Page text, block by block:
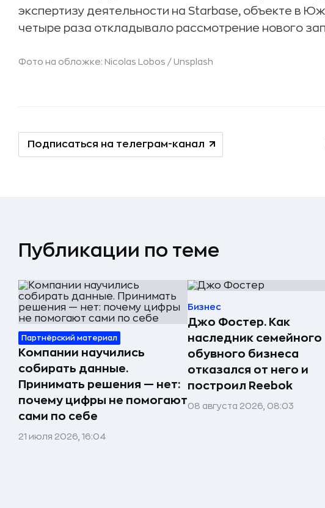
экспертизу деятельности на Starbase, объекте в
четыре раза откладывало рассмотрение нового
Фото на обложке: Nicolas Lobos / Unsplash
Подписаться на телеграм-канал
Публикации по теме
Партнёрский материал
Компании научились
собирать данные.
Принимать решения — нет:
почему цифры не помогают
сами по себе
21 июля 2026, 16:04
Бизнес
Джо Фостер. Как
наследник семейного
обувного бизнеса
отказался от него и
построил Reebok
08 августа 2026, 08:03